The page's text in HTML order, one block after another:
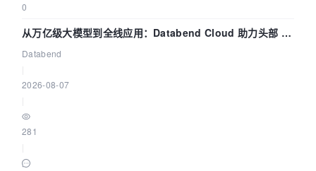
0
从万亿级大模型到全线应用：Databend Cloud 助力头部 AI
企业构建全链路 Trace 数据管道
Databend
2026-08-07
281